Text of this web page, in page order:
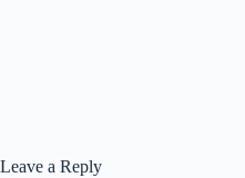
Leave a Reply